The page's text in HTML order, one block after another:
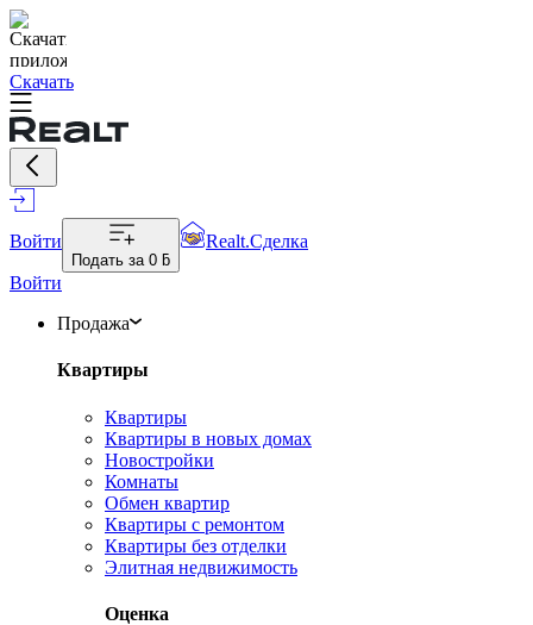
Скачать
Войти
Подать за 0 ƃ
Realt.Сделка
Войти
Продажа
Квартиры
Квартиры
Квартиры в новых домах
Новостройки
Комнаты
Обмен квартир
Квартиры с ремонтом
Квартиры без отделки
Элитная недвижимость
Оценка